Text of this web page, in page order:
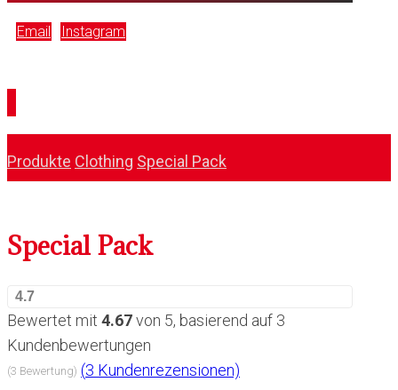
Email Instagram
Produkte Clothing Special Pack
Special Pack
4.7
Bewertet mit 4.67von 5, basierend auf 3
Kundenbewertungen
(3 Bewertung) (3 Kundenrezensionen)